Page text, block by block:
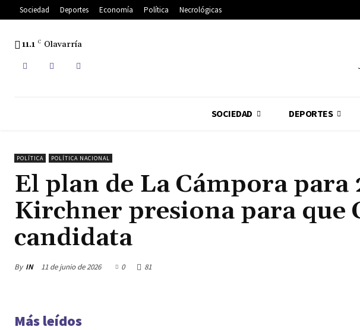
Sociedad Deportes Economía Política Necrológicas
11.1 C Olavarría
SOCIEDAD DEPORTES
POLÍTICA POLÍTICA NACIONAL
El plan de La Cámpora
Kirchner presiona para que
candidata
By IN 11 de junio de 2026 0 81
Más leídos